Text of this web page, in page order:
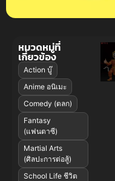
หมวดหมู่ที่
เกี่ยวข้อง
Action บู๊
Anime อนิเมะ
Comedy (ตลก)
Fantasy
(แฟนตาซี)
Martial Arts
(ศิลปะการต่อสู้)
School Life ชีวิต